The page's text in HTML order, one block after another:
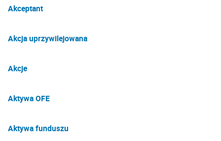
Akceptant
Akcja uprzywilejowana
Akcje
Aktywa OFE
Aktywa funduszu